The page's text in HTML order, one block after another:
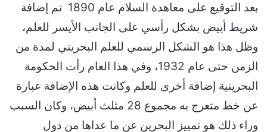
بعد التوقيع على معاهدة السلام عام 1890 تم إضافة
شريط أبيض بشكل رأسي على الجانب الأيسر للعلم،
وظل هذا هو الشكل الرسمي للعلم البحريني لمدة من
الزمن حتى عام 1932، وفي هذا العام رأت الحكومة
البحرينية إضافة أخرى للعلم وكانت هذه الإضافة عبارة
عن خط متعرج به مجموع 28 مثلث أبيض، وكان السبب
وراء ذلك هو تمييز البحرين عن ما عداها من دول